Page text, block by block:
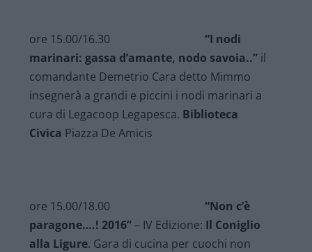
ore 15.00/16.30“I nodi
marinari: gassa d’amante, nodo savoia..” il
comandante Demetrio Cara detto Mimmo
insegnerà a grandi e piccini i nodi marinari a
cura di Legacoop Legapesca. Biblioteca
Civica Piazza De Amicis
ore 15.00/18.00 “Non c’è
paragone….! 2016” – IV Edizione: Il Coniglio
alla Ligure. Gara di cucina per cuochi non